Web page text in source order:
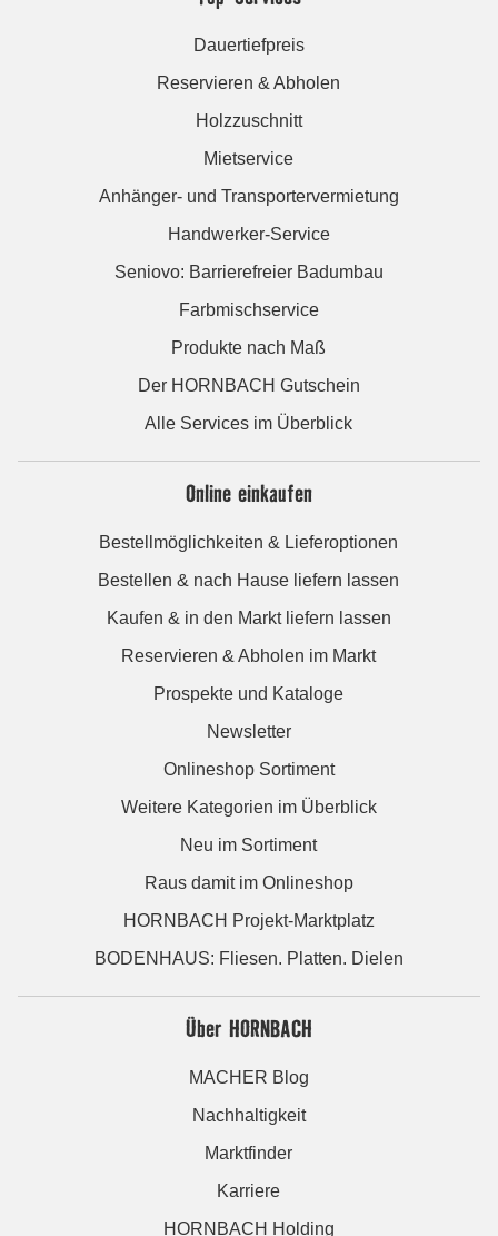
Dauertiefpreis
Reservieren & Abholen
Holzzuschnitt
Mietservice
Anhänger- und Transportervermietung
Handwerker-Service
Seniovo: Barrierefreier Badumbau
Farbmischservice
Produkte nach Maß
Der HORNBACH Gutschein
Alle Services im Überblick
Online einkaufen
Bestellmöglichkeiten & Lieferoptionen
Bestellen & nach Hause liefern lassen
Kaufen & in den Markt liefern lassen
Reservieren & Abholen im Markt
Prospekte und Kataloge
Newsletter
Onlineshop Sortiment
Weitere Kategorien im Überblick
Neu im Sortiment
Raus damit im Onlineshop
HORNBACH Projekt-Marktplatz
BODENHAUS: Fliesen. Platten. Dielen
Über HORNBACH
MACHER Blog
Nachhaltigkeit
Marktfinder
Karriere
HORNBACH Holding